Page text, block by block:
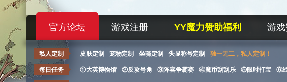
官方论坛 游戏注册 YY魔力赞助福利 游
私人定制 皮肤定制 宠物定制 坐骑定制 头显称号定制 独一无二，私人定制！
每日任务 ①大英博物馆 ②反攻号角 ③阵容争霸赛 ④魔币刮刮乐 ⑤限时打宝 ⑥